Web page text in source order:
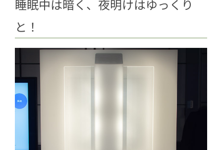
睡眠中は暗く、夜明けはゆっくり
と！